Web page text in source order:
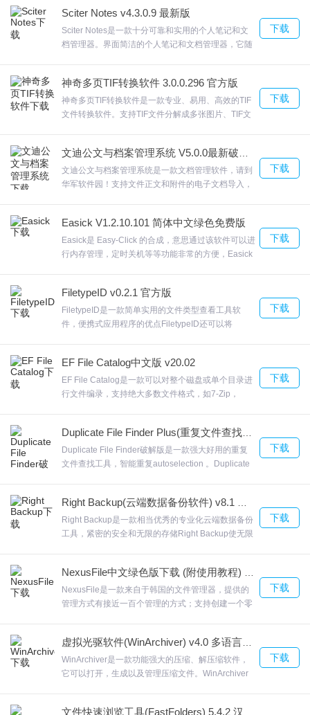
想要为HTML页面创建目录，请使用此选项。欢迎来
合众软件园下载体验。
Sciter Notes v4.3.0.9 最新版
Sciter Notes是一款十分可靠和实用的个人笔记和文
档管理器。界面简洁的个人笔记和文档管理器，它随
板。欢迎来合众软件园下载体验。
下载
神奇多页TIF转换软件 3.0.0.296 官方版
神奇多页TIF转换软件是一款专业、易用、高效的TIF
文件转换软件。支持TIF文件分解成多张图片、TIF文
量图片、文档等合成TIF文件，欢迎来合众软件园下
载体验。
下载
文迪公文与档案管理系统是一款文档管理软件，请到
华军软件园！支持文件正文和附件的电子文档导入，
管理文档，为用户提供完整的文档管理方案。欢迎来
合众软件园下载体验。
下载
Easick V1.2.10.101 简体中文绿色免费版
Easick是 Easy-Click 的合成，意思通过该软件可以进
行内存管理，定时关机等等功能非常的方便，Easick
能；欢迎来合众软件园下载体验。
下载
FiletypeID v0.2.1 官方版
FiletypeID是一款简单实用的文件类型查看工具软
件，便携式应用程序的优点FiletypeID还可以将
有以前的安装程序。只需单击一下，即可将此信息复
制到剪贴板。欢迎来合众软件园下载体验。
下载
EF File Catalog中文版 v20.02
EF File Catalog是一款可以对整个磁盘或单个目录进
行文件编录，支持绝大多数文件格式，如7-Zip，
SFX， SQX， TAR， TBZ (TAR。XZ)， XZ， ZIP，
Zip， ZOO等;EF File Catalog支持将相关数据导出为
text， CSV， HTML格式文本。欢迎来合众软件园下
下载
Duplicate File Finder破解版是一款强大好用的重复
文件查找工具，智能重复autoselection 。Duplicate
间，此外，它非常容易使用，只需选择资源(驱动器、
文件)、大小、文件夹、类型，然后点击“立即查找”按
钮即可快速查找。欢迎来合众软件园下载体验。
下载
Right Backup是一款相当优秀的专业化云端数据备份
工具，紧密的安全和无限的存储Right Backup使无限
决方案，没有更多的争抢释放空间和搜索多个设备上
的照片！欢迎来合众软件园下载体验。
下载
NexusFile是一款来自于韩国的文件管理器，提供的
管理方式有接近一百个管理的方式；支持创建一个零
迎来合众软件园下载体验。
下载
WinArchiver是一款功能强大的压缩、解压缩软件，
它可以打开，生成以及管理压缩文件。WinArchiver
下载